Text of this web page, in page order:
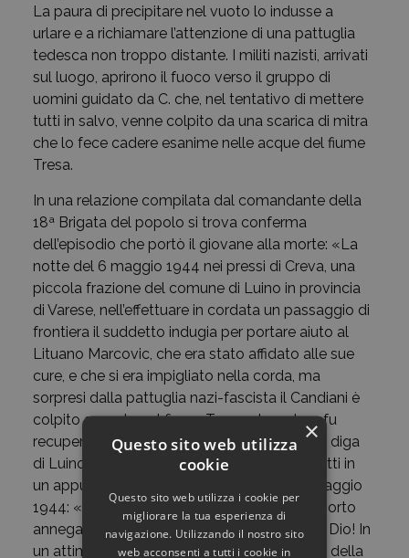
La paura di precipitare nel vuoto lo indusse a
urlare e a richiamare l’attenzione di una pattuglia
tedesca non troppo distante. I militi nazisti, arrivati
sul luogo, aprirono il fuoco verso il gruppo di
uomini guidato da C. che, nel tentativo di mettere
tutti in salvo, venne colpito da una scarica di mitra
che lo fece cadere esanime nelle acque del fiume
Tresa.
In una relazione compilata dal comandante della
18ª Brigata del popolo si trova conferma
dell’episodio che portò il giovane alla morte: «La
notte del 6 maggio 1944 nei pressi di Creva, una
piccola frazione del comune di Luino in provincia
di Varese, nell’effettuare in cordata un passaggio di
frontiera il suddetto indugia per portare aiuto al
Lituano Marcovic, che era stato affidato alle sue
cure, e che si era impigliato nella corda, ma
sorpresi dalla pattuglia nazi-fascista il Candiani è
colpito a morte nel fiume Tresa». La salma fu
recuperata solo dopo alcuni giorni presso la diga
di Luino, come ricordato da don Enrico Bigatti in
un appunto sul suo diario alla data del 17 maggio
1944: «Stasera: Peppino Candiani trovato morto
annegato! La notizia mi è stata folgore. Mio Dio! In
un attimo ho visto la crudezza della verità e della
×
Questo sito web utilizza
cookie
Questo sito web utilizza i cookie per
migliorare la tua esperienza di
navigazione. Utilizzando il nostro sito
web acconsenti a tutti i cookie in